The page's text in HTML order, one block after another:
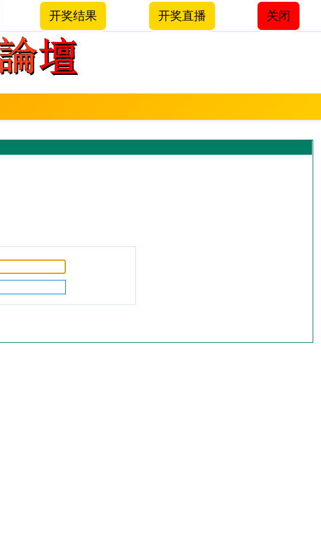
开奖结果 开奖直播 关闭